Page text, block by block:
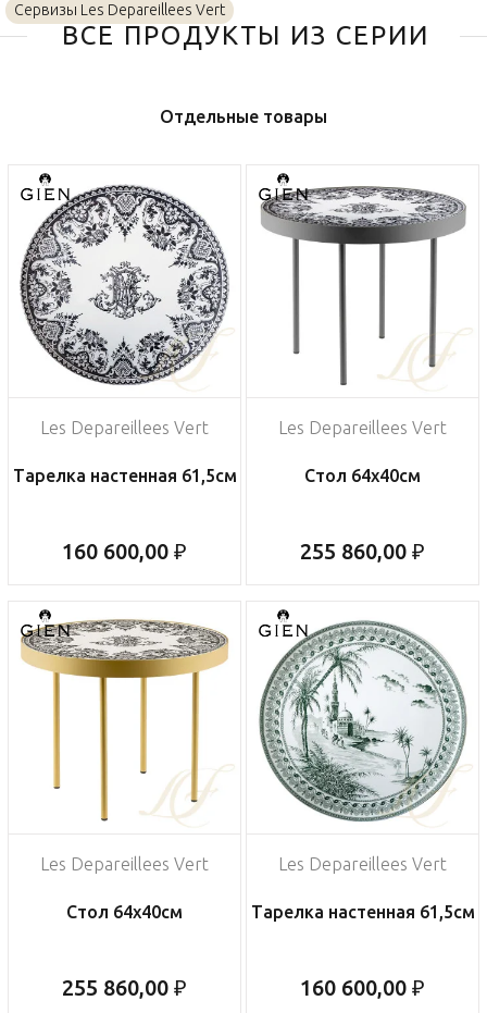
Сервизы Les Depareillees Vert
ВСЕ ПРОДУКТЫ ИЗ СЕРИИ
Отдельные товары
Les Depareillees Vert
Тарелка настенная 61,5см
160 600,00 ₽
Les Depareillees Vert
Стол 64х40см
255 860,00 ₽
Les Depareillees Vert
Стол 64х40см
255 860,00 ₽
Les Depareillees Vert
Тарелка настенная 61,5см
160 600,00 ₽